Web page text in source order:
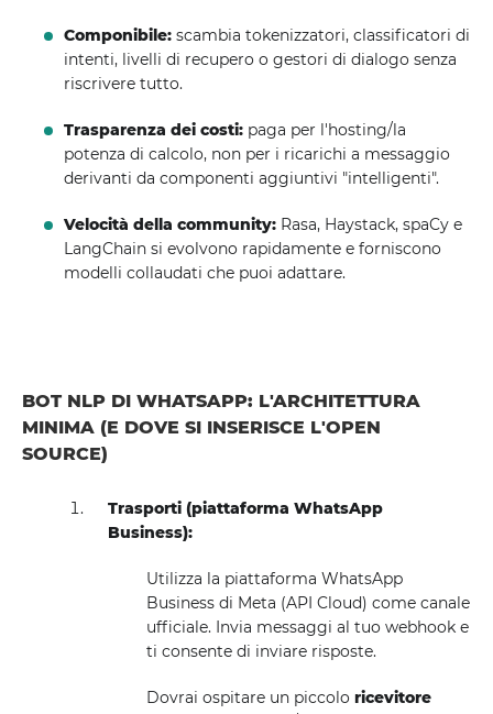
Componibile: scambia tokenizzatori, classificatori di
intenti, livelli di recupero o gestori di dialogo senza
riscrivere tutto.
Trasparenza dei costi: paga per l'hosting/la
potenza di calcolo, non per i ricarichi a messaggio
derivanti da componenti aggiuntivi "intelligenti".
Velocità della community: Rasa, Haystack, spaCy e
LangChain si evolvono rapidamente e forniscono
modelli collaudati che puoi adattare.
BOT NLP DI WHATSAPP: L'ARCHITETTURA
MINIMA (E DOVE SI INSERISCE L'OPEN
SOURCE)
Trasporti (piattaforma WhatsApp
Business):
Utilizza la piattaforma WhatsApp
Business di Meta (API Cloud) come canale
ufficiale. Invia messaggi al tuo webhook e
ti consente di inviare risposte.
Dovrai ospitare un piccolo ricevitore